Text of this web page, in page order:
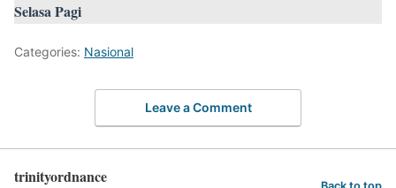
Selasa Pagi
Categories: Nasional
Leave a Comment
trinityordnance